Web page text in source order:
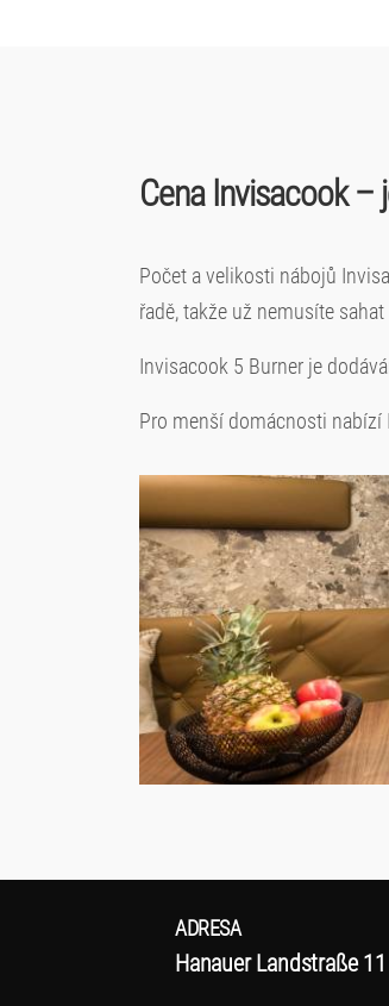
Cena Invisacook –
Počet a velikosti nábojů
řadě, takže už nemusíte
Invisacook 5 Burner je
Pro menší domácnosti nabízí
ADRESA
Hanauer Landstraße 11